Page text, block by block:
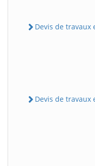
Devis de travaux
Devis de travaux